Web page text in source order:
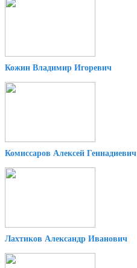
Кожин Владимир Игоревич
Комиссаров Алексей Геннадиевич
Лахтиков Александр Иванович